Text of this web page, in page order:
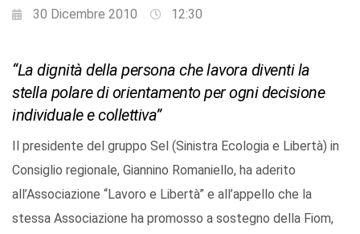
30 Dicembre 2010 12:30
“La dignità della persona che lavora diventi la
stella polare di orientamento per ogni decisione
individuale e collettiva”
Il presidente del gruppo Sel (Sinistra Ecologia e Libertà) in
Consiglio regionale, Giannino Romaniello, ha aderito
all’Associazione “Lavoro e Libertà” e all’appello che la
stessa Associazione ha promosso a sostegno della Fiom,